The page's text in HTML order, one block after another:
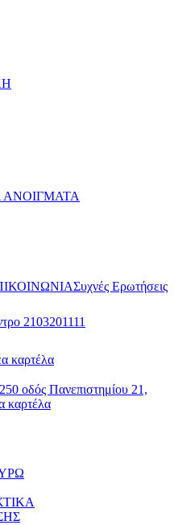
Συχνές Ερωτήσεις
2103201111
καρτέλα
οδός Πανεπιστημίου 21,
καρτέλα